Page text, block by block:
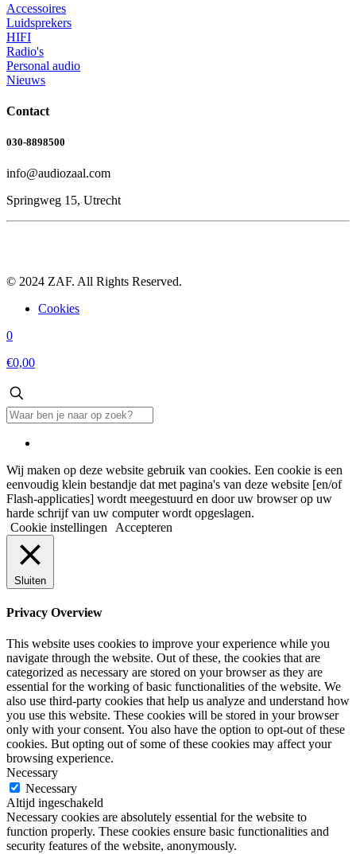
Accessoires
Luidsprekers
HIFI
Radio's
Personal audio
Nieuws
Contact
030-8898500
info@audiozaal.com
Springweg 15, Utrecht
© 2024 ZAF. All Rights Reserved.
Cookies
0
€0,00
Wij maken op deze website gebruik van cookies. Een cookie is een
eenvoudig klein bestandje dat met pagina's van deze website [en/of
Flash-applicaties] wordt meegestuurd en door uw browser op uw
harde schrijf van uw computer wordt opgeslagen.
Cookie instellingen
Accepteren
Sluiten
Privacy Overview
This website uses cookies to improve your experience while you
navigate through the website. Out of these, the cookies that are
categorized as necessary are stored on your browser as they are
essential for the working of basic functionalities of the website. We
also use third-party cookies that help us analyze and understand how
you use this website. These cookies will be stored in your browser
only with your consent. You also have the option to opt-out of these
cookies. But opting out of some of these cookies may affect your
browsing experience.
Necessary
Necessary
Altijd ingeschakeld
Necessary cookies are absolutely essential for the website to
function properly. These cookies ensure basic functionalities and
security features of the website, anonymously.